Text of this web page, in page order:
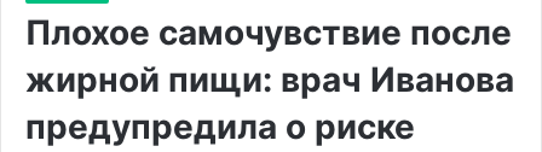
Плохое самочувствие после
жирной пищи: врач Иванова
предупредила о риске